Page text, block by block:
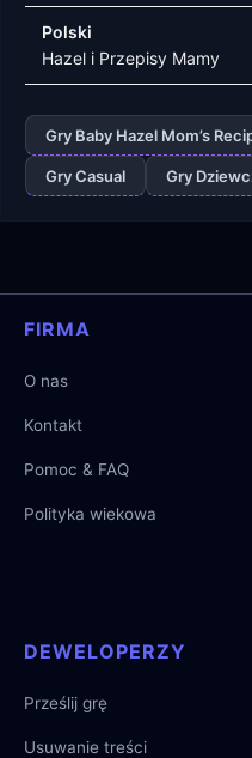
Polski
Hazel i Przepisy Mamy
Gry Baby Hazel Mom’s
Gry Casual Gry
FIRMA
O nas
Kontakt
Pomoc & FAQ
Polityka wiekowa
DEWELOPERZY
Prześlij grę
Usuwanie treści